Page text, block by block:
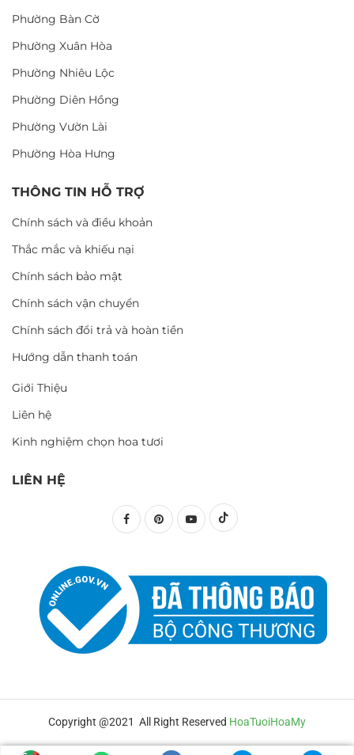
Phường Bàn Cờ
Phường Xuân Hòa
Phường Nhiêu Lộc
Phường Diên Hồng
Phường Vườn Lài
Phường Hòa Hưng
THÔNG TIN HỖ TRỢ
Chính sách và điều khoản
Thắc mắc và khiếu nại
Chính sách bảo mật
Chính sách vận chuyển
Chính sách đổi trả và hoàn tiền
Hướng dẫn thanh toán
Giới Thiệu
Liên hệ
Kinh nghiệm chọn hoa tươi
LIÊN HỆ
Copyright @2021 All Right Reserved HoaTuoiHoaMy